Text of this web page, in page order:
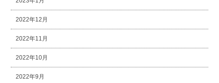
2022年12月
2022年11月
2022年10月
2022年9月